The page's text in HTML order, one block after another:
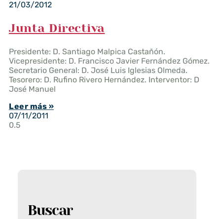
21/03/2012
Junta Directiva
Presidente: D. Santiago Malpica Castañón.
Vicepresidente: D. Francisco Javier Fernández Gómez.
Secretario General: D. José Luis Iglesias Olmeda.
Tesorero: D. Rufino Rivero Hernández. Interventor: D
José Manuel
Leer más »
07/11/2011
Buscar